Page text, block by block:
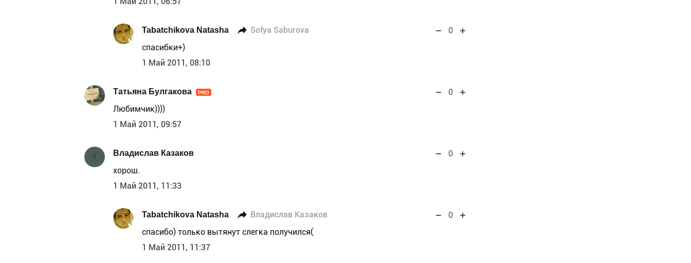
Tabatchikova Natasha Sofya Saburova
0
спасибки+)
1 Май 2011, 08:10
Татьяна Булгакова PRO
0
Любимчик))))
1 Май 2011, 09:57
Владислав Казаков
0
хорош.
1 Май 2011, 11:33
Tabatchikova Natasha Владислав Казаков
0
спасибо) только вытянут слегка получился(
1 Май 2011, 11:37